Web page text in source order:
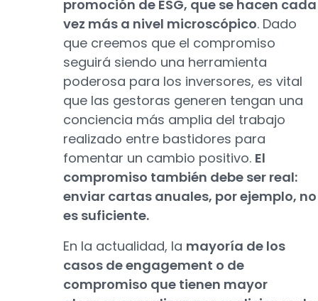
promoción de ESG, que se hacen cada
vez más a nivel microscópico. Dado
que creemos que el compromiso
seguirá siendo una herramienta
poderosa para los inversores, es vital
que las gestoras generen tengan una
conciencia más amplia del trabajo
realizado entre bastidores para
fomentar un cambio positivo. El
compromiso también debe ser real:
enviar cartas anuales, por ejemplo, no
es suficiente.
En la actualidad, la mayoría de los
casos de engagement o de
compromiso que tienen mayor